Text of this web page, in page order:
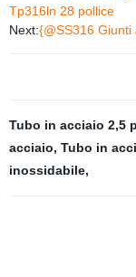
Tp316ln 28 pollice
Next:{@SS316
Tubo in acciaio 2,5
acciaio, Tubo in
inossidabile,